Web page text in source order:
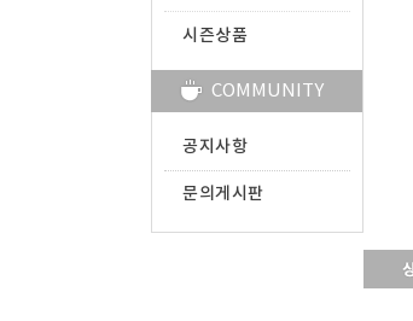
시즌상품
COMMUNITY
공지사항
문의게시판